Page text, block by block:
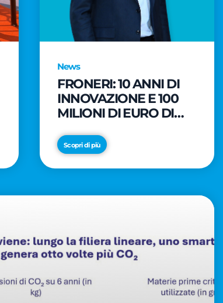
News
FRONERI: 10 ANNI DI
INNOVAZIONE E 100
MILIONI DI EURO DI
PER LO SVILUPPO DEL
MERCATO ITALIANO
DEL GELATO
Scopri di più